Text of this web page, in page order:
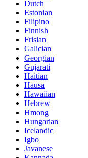
Dutch
Estonian
Filipino
Finnish
Frisian
Galician
Georgian
Gujarati
Haitian
Hausa
Hawaiian
Hebrew
Hmong
Hungarian
Icelandic
Igbo
Javanese